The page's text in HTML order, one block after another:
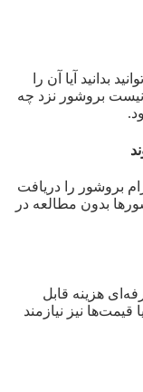
بدانید آیا آن را
بروشور نزد چه
بروشور را دریافت
بدون مطالعه در
هزینه قابل
نیز نیازمند